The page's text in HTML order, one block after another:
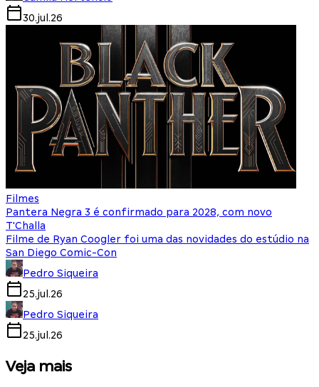
30.jul.26
Filmes
Pantera Negra 3 é confirmado para 2028, com novo
T'Challa
Filme de Ryan Coogler foi uma das novidades do estúdio na
San Diego Comic-Con
Pedro Siqueira
25.jul.26
Pedro Siqueira
25.jul.26
Veja mais